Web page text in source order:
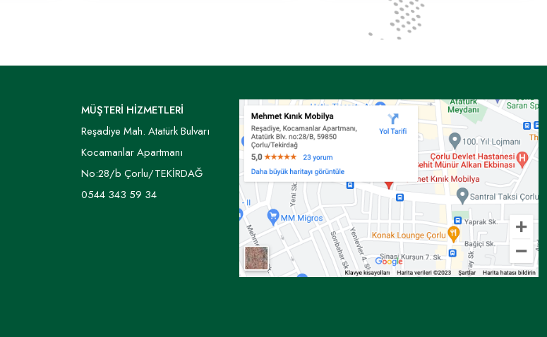
MÜŞTERİ HİZMETLERİ
Reşadiye Mah. Atatürk Bulvarı
Kocamanlar Apartmanı
No:28/b Çorlu/TEKİRDAĞ
0544 343 59 34